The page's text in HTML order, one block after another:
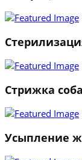
1
3
←
Стрижка
Усыпление